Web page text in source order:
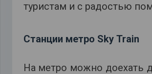
туристам и с радостью
Станции метро Sky Train
На метро можно доехать